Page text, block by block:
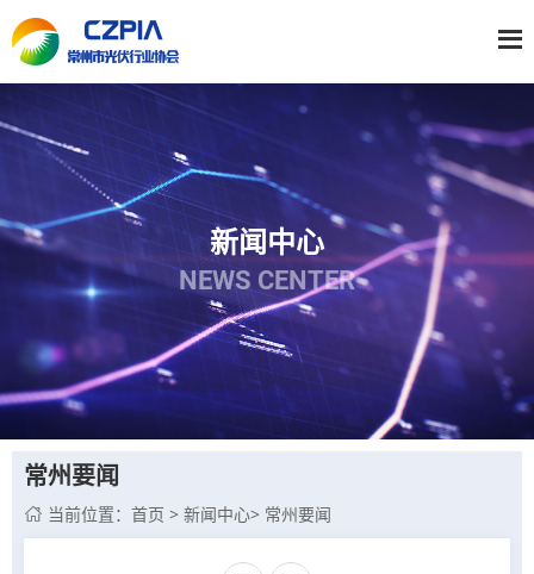
新闻中心
NEWS CENTER
常州要闻
 当前位置： 首页 > 新闻中心> 常州要闻